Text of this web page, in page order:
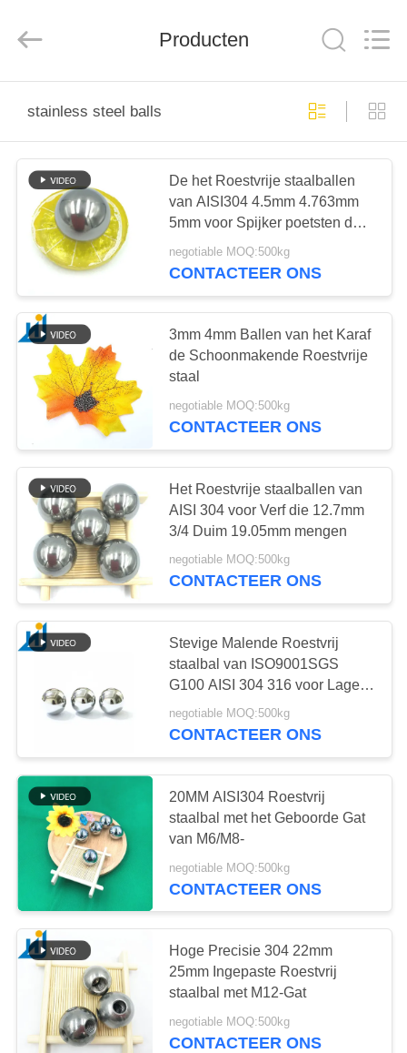
PRODUCTEN
ONGEVEER
ONS
FABRIEKSREIS
KWALITEITSCONTROLE
CONTACTEER
ONS
NIEUWS
GEVALLEN
VERZOEK
OM
CITAAT
SITEMAP
PRIVACY
POLICY
Services
Producten
stainless steel balls
De het Roestvrije staalballen
van AISI304 4.5mm 4.763mm
5mm voor Spijker poetsten de
Parels van het Broodjesstaal op
negotiable MOQ:500kg
CONTACTEER ONS
3mm 4mm Ballen van het Karaf
de Schoonmakende Roestvrije
staal
negotiable MOQ:500kg
CONTACTEER ONS
Het Roestvrije staalballen van
AISI 304 voor Verf die 12.7mm
3/4 Duim 19.05mm mengen
negotiable MOQ:500kg
CONTACTEER ONS
Stevige Malende Roestvrij
staalbal van ISO9001SGS
G100 AISI 304 316 voor Lagers
3mm 6mm 8mm 24mm
negotiable MOQ:500kg
CONTACTEER ONS
20MM AISI304 Roestvrij
staalbal met het Geboorde Gat
van M6/M8-
negotiable MOQ:500kg
CONTACTEER ONS
Hoge Precisie 304 22mm
25mm Ingepaste Roestvrij
staalbal met M12-Gat
negotiable MOQ:500kg
CONTACTEER ONS